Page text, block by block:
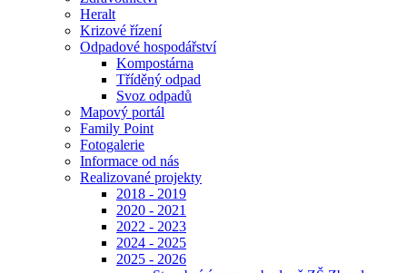
Heralt
Krizové řízení
Odpadové hospodářství
Kompostárna
Tříděný odpad
Svoz odpadů
Mapový portál
Family Point
Fotogalerie
Informace od nás
Realizované projekty
2018 - 2019
2020 - 2021
2022 - 2023
2024 - 2025
2025 - 2026